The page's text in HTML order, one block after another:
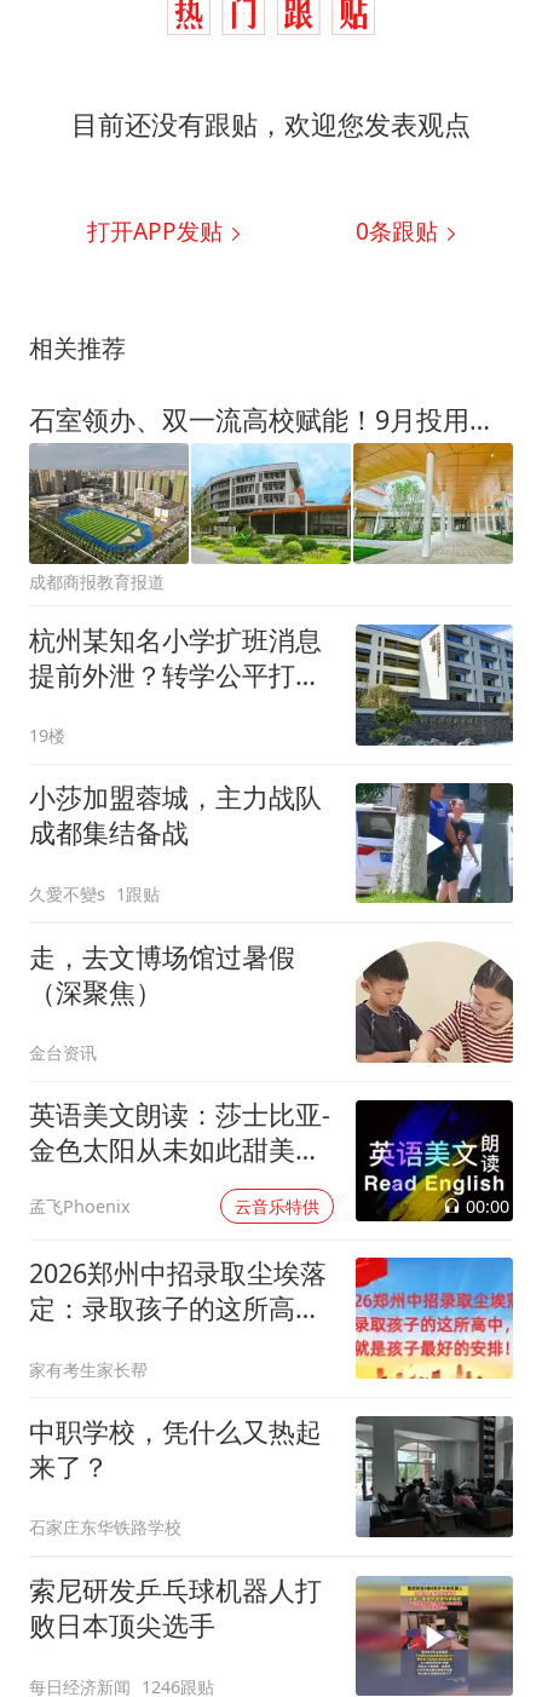
目前还没有跟贴，欢迎您发表观点
打开APP发贴 0条跟贴
相关推荐
石室领办、双一流高校赋能！9月投用的这所中学，哪些片区可以读？
成都商报教育报道
杭州某知名小学扩班消息
提前外泄？转学公平打问
19楼
小莎加盟蓉城，主力战队
成都集结备战
久愛不變s 1跟贴
走，去文博场馆过暑假
（深聚焦）
金台资讯
英语美文朗读：莎士比亚-
金色太阳从未如此甜美吻
孟飞Phoenix 云音乐特供 00:00
2026郑州中招录取尘埃落
定：录取孩子的这所高
排！
家有考生家长帮
中职学校，凭什么又热起
来了？
石家庄东华铁路学校
索尼研发乒乓球机器人打
败日本顶尖选手
每日经济新闻 1246跟贴